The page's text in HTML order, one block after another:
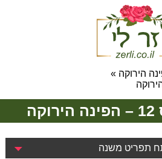
הירוקה »
תפריט משנה